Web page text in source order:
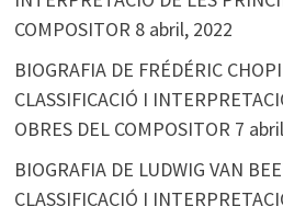
COMPOSITOR 8 abril, 2022
BIOGRAFIA DE FRÉDÉRIC
CLASSIFICACIÓ I
OBRES DEL COMPOSITOR 7
BIOGRAFIA DE LUDWIG VAN
CLASSIFICACIÓ I